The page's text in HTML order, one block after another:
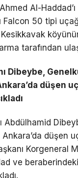
Al-
Falcon 50 tipi
tarafından
Dibeybe,
düşen
Abdülhamid
Ankara’da düşen
Korgeneral
ve